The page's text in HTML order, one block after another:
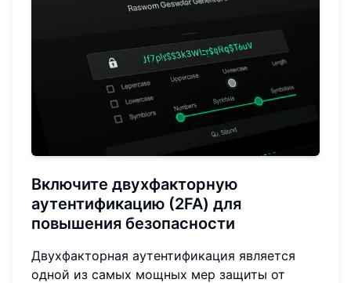
Включите двухфакторную
аутентификацию (2FA) для
повышения безопасности
Двухфакторная аутентификация является
одной из самых мощных мер защиты от